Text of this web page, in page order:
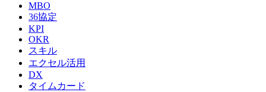
MBO
36協定
KPI
OKR
スキル
エクセル活用
DX
タイムカード